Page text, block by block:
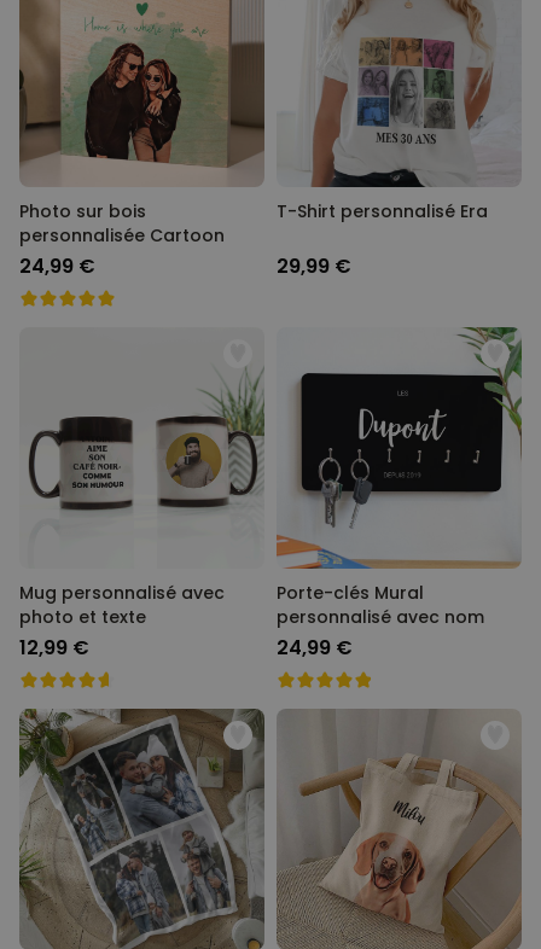
Photo sur bois
personnalisée Cartoon
24,99 €
T-Shirt personnalisé Era
29,99 €
Mug personnalisé avec
photo et texte
12,99 €
Porte-clés Mural
personnalisé avec nom
24,99 €